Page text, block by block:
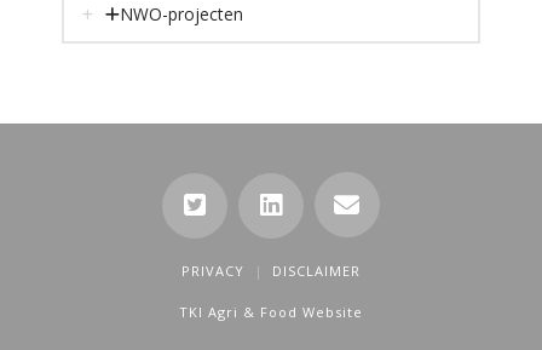
NWO-projecten
PRIVACY DISCLAIMER
TKI Agri & Food Website